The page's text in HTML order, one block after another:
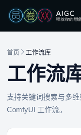
首页 工作流库
工作流
支持关键词搜索与多
ComfyUI 工作流。